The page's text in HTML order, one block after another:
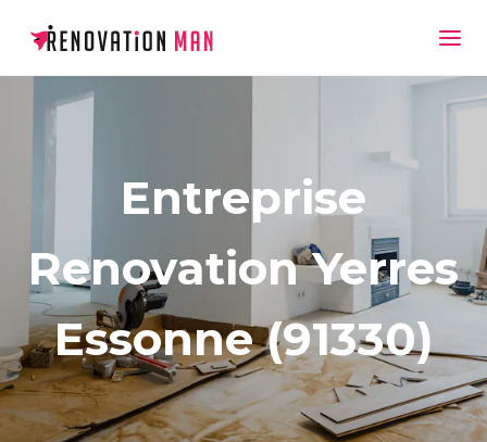
Entreprise
Renovation Yerres
Essonne (91330)